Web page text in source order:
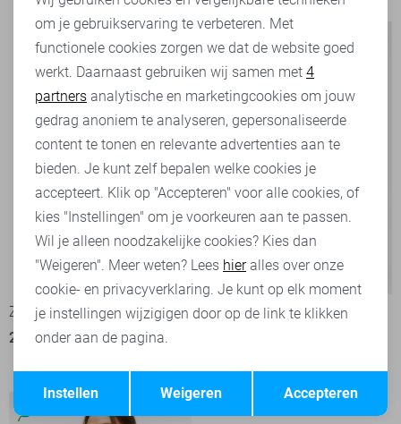
-50%
Zoso T-shirt
29,95 59,95
Only T-shirt
Personalisatie cookies
Analytische cookies
Marketing cookies
Terug Opslaan
om je gebruikservaring te verbeteren. Met
functionele cookies zorgen we dat de website goed
werkt. Daarnaast gebruiken wij samen met 4
partners analytische en marketingcookies om jouw
gedrag anoniem te analyseren, gepersonaliseerde
content te tonen en relevante advertenties aan te
bieden. Je kunt zelf bepalen welke cookies je
accepteert. Klik op "Accepteren" voor alle cookies, of
kies "Instellingen" om je voorkeuren aan te passen.
Wil je alleen noodzakelijke cookies? Kies dan
"Weigeren". Meer weten? Lees hieralles over onze
cookie- en privacyverklaring. Je kunt op elk moment
je instellingen wijzigigen door op de link te klikken
onder aan de pagina.
Accepteren
Weigeren
Instellen